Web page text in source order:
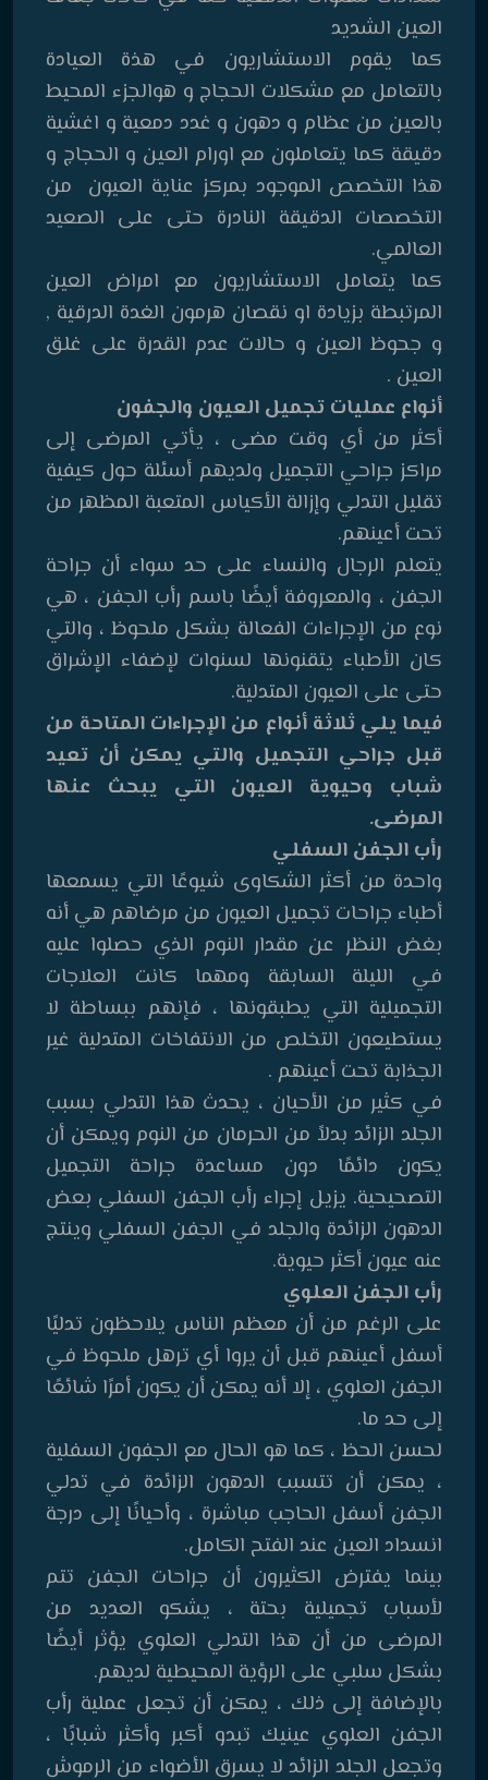
العين الشديد
كما يقوم الاستشاريون في هذة العيادة
بالتعامل مع مشكلات الحجاج و هوالجزء المحيط
بالعين من عظام و دهون و غدد دمعية و اغشية
دقيقة كما يتعاملون مع اورام العين و الحجاج و
هذا التخصص الموجود بمركز عناية العيون من
التخصصات الدقيقة النادرة حتى على الصعيد
العالمي.
كما يتعامل الاستشاريون مع امراض العين
المرتبطة بزيادة او نقصان هرمون الغدة الدرقية ,
و جحوظ العين و حالات عدم القدرة على غلق
العين .
أنواع عمليات تجميل العيون والجفون
أكثر من أي وقت مضى ، يأتي المرضى إلى
مراكز جراحي التجميل ولديهم أسئلة حول كيفية
تقليل التدلي وإزالة الأكياس المتعبة المظهر من
تحت أعينهم.
يتعلم الرجال والنساء على حد سواء أن جراحة
الجفن ، والمعروفة أيضًا باسم رأب الجفن ، هي
نوع من الإجراءات الفعالة بشكل ملحوظ ، والتي
كان الأطباء يتقنونها لسنوات لإضفاء الإشراق
حتى على العيون المتدلية.
فيما يلي ثلاثة أنواع من الإجراءات المتاحة من
قبل جراحي التجميل والتي يمكن أن تعيد
شباب وحيوية العيون التي يبحث عنها
المرضى.
رأب الجفن السفلي
واحدة من أكثر الشكاوى شيوعًا التي يسمعها
أطباء جراحات تجميل العيون من مرضاهم هي أنه
بغض النظر عن مقدار النوم الذي حصلوا عليه
في الليلة السابقة ومهما كانت العلاجات
التجميلية التي يطبقونها ، فإنهم ببساطة لا
يستطيعون التخلص من الانتفاخات المتدلية غير
الجذابة تحت أعينهم .
في كثير من الأحيان ، يحدث هذا التدلي بسبب
الجلد الزائد بدلاً من الحرمان من النوم ويمكن أن
يكون دائمًا دون مساعدة جراحة التجميل
التصحيحية. يزيل إجراء رأب الجفن السفلي بعض
الدهون الزائدة والجلد في الجفن السفلي وينتج
عنه عيون أكثر حيوية.
رأب الجفن العلوي
على الرغم من أن معظم الناس يلاحظون تدليًا
أسفل أعينهم قبل أن يروا أي ترهل ملحوظ في
الجفن العلوي ، إلا أنه يمكن أن يكون أمرًا شائعًا
إلى حد ما.
لحسن الحظ ، كما هو الحال مع الجفون السفلية
، يمكن أن تتسبب الدهون الزائدة في تدلي
الجفن أسفل الحاجب مباشرة ، وأحيانًا إلى درجة
انسداد العين عند الفتح الكامل.
بينما يفترض الكثيرون أن جراحات الجفن تتم
لأسباب تجميلية بحتة ، يشكو العديد من
المرضى من أن هذا التدلي العلوي يؤثر أيضًا
بشكل سلبي على الرؤية المحيطية لديهم.
بالإضافة إلى ذلك ، يمكن أن تجعل عملية رأب
الجفن العلوي عينيك تبدو أكبر وأكثر شبابًا ،
وتجعل الجلد الزائد لا يسرق الأضواء من الرموش